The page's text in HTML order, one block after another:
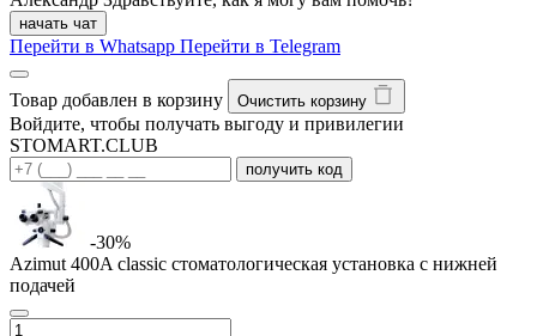
начать чат
Перейти в Whatsapp Перейти в Telegram
Товар добавлен в корзину Очистить корзину
Войдите, чтобы получать выгоду и привилегии
STOMART.CLUB
получить код
-30%
Azimut 400A classic стоматологическая установка с нижней
подачей